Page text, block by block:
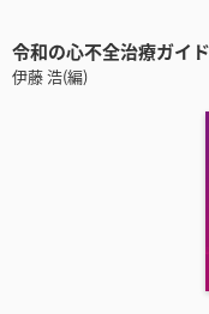
令和の心不全治療ガイド
伊藤 浩(編)